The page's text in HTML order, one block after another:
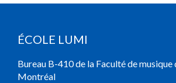
ÉCOLE LUMI
Bureau B-410 de la Faculté de musique
Montréal